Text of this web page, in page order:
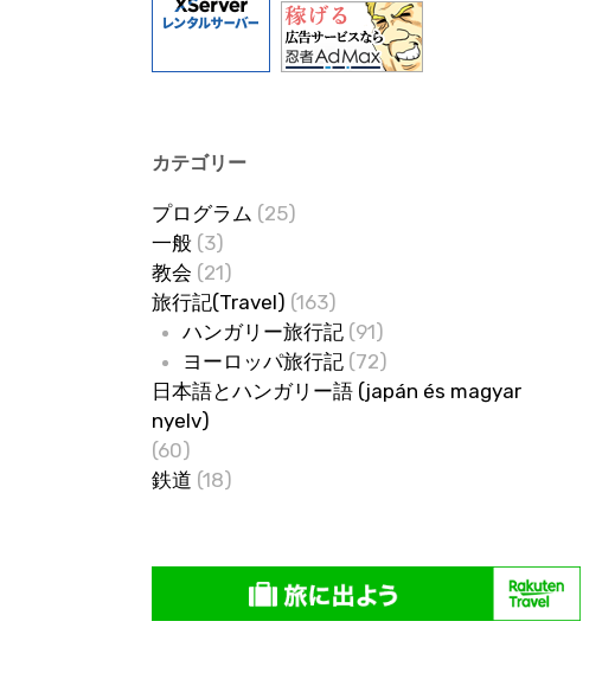
カテゴリー
プログラム (25)
一般 (3)
教会 (21)
旅行記(Travel) (163)
ハンガリー旅行記(91)
ヨーロッパ旅行記(72)
日本語とハンガリー語 (japán és magyar
nyelv)
(60)
鉄道 (18)